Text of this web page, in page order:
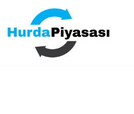
İçeriğe
geç